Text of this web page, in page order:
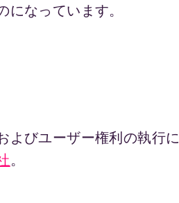
なっています。
よびユーザー権利の執行に
。